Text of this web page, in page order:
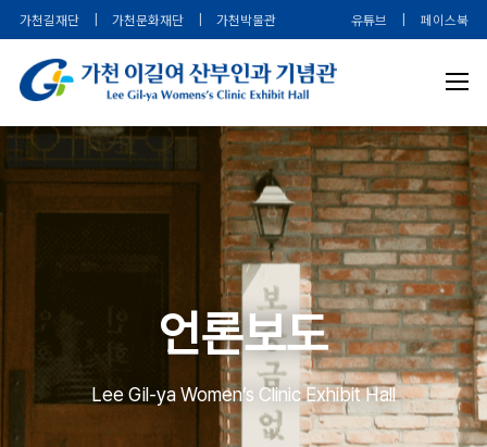
가천길재단 가천문화재단 가천박물관 유튜브 페이스북
언론보도
Lee Gil-ya Women’s Clinic Exhibit Hall